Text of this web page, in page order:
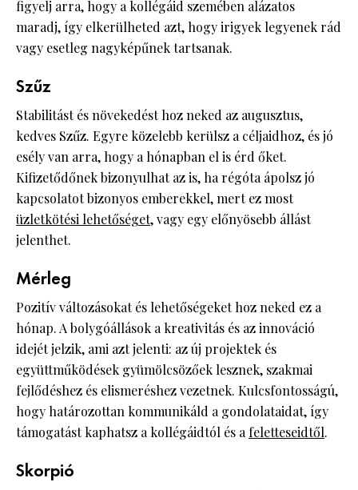
figyelj arra, hogy a kollégáid szemében alázatos
maradj, így elkerülheted azt, hogy irigyek legyenek rád
vagy esetleg nagyképűnek tartsanak.
Szűz
Stabilitást és növekedést hoz neked az augusztus,
kedves Szűz. Egyre közelebb kerülsz a céljaidhoz, és jó
esély van arra, hogy a hónapban el is érd őket.
Kifizetődőnek bizonyulhat az is, ha régóta ápolsz jó
kapcsolatot bizonyos emberekkel, mert ez most
üzletkötési lehetőséget, vagy egy előnyösebb állást
jelenthet.
Mérleg
Pozitív változásokat és lehetőségeket hoz neked ez a
hónap. A bolygóállások a kreativitás és az innováció
idejét jelzik, ami azt jelenti: az új projektek és
együttműködések gyümölcsözőek lesznek, szakmai
fejlődéshez és elismeréshez vezetnek. Kulcsfontosságú,
hogy határozottan kommunikáld a gondolataidat, így
támogatást kaphatsz a kollégáidtól és afeletteseidtől.
Skorpió